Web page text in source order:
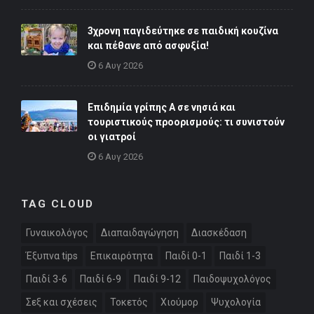
3χρονη παγιδεύτηκε σε παιδική κουζίνα
και πέθανε από ασφυξία!
6 Αυγ 2026
Επιδημία γρίπης Α σε νησιά και
τουριστικούς προορισμούς: τι συνιστούν
οι γιατροί
6 Αυγ 2026
TAG CLOUD
Γυναικολόγος Διαπαιδαγώγηση Διασκέδαση
Έξυπνα tips Επικαιρότητα Παιδί 0-1 Παιδί 1-3
Παιδί 3-6 Παιδί 6-9 Παιδί 9-12 Παιδοψυχολόγος
Σεξ και σχέσεις Τοκετός Χιούμορ Ψυχολογία